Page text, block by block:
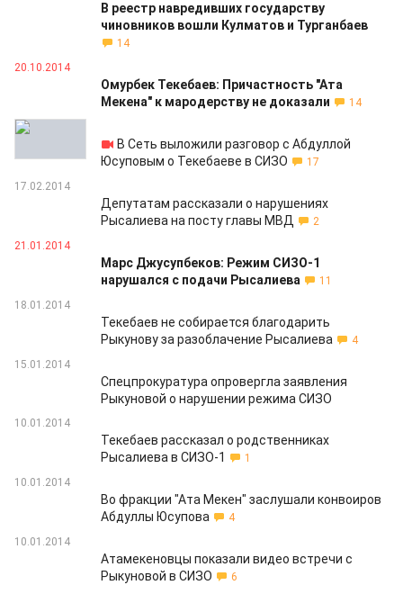
В реестр навредивших государству
чиновников вошли Кулматов и Турганбаев
14
20.10.2014
Омурбек Текебаев: Причастность "Ата
Мекена" к мародерству не доказали
14
20.02.2014
В Сеть выложили разговор с Абдуллой
Юсуповым о Текебаеве в СИЗО
17
17.02.2014
Депутатам рассказали о нарушениях
Рысалиева на посту главы МВД
2
21.01.2014
Марс Джусупбеков: Режим СИЗО-1
нарушался с подачи Рысалиева
11
18.01.2014
Текебаев не собирается благодарить
Рыкунову за разоблачение Рысалиева
4
15.01.2014
Спецпрокуратура опровергла заявления
Рыкуновой о нарушении режима СИЗО
10.01.2014
Текебаев рассказал о родственниках
Рысалиева в СИЗО-1
1
10.01.2014
Во фракции "Ата Мекен" заслушали конвоиров
Абдуллы Юсупова
4
10.01.2014
Атамекеновцы показали видео встречи с
Рыкуновой в СИЗО
6